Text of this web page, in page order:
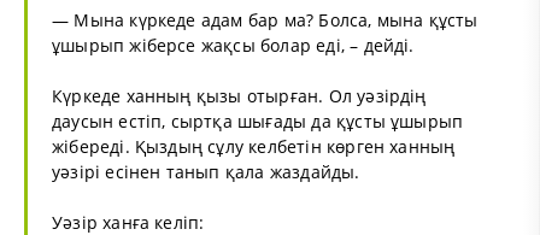
— Мына күркеде адам бар ма? Болса, мына құсты
ұшырып жіберсе жақсы болар еді, – дейді.
Күркеде ханның қызы отырған. Ол уәзірдің
даусын естіп, сыртқа шығады да құсты ұшырып
жібереді. Қыздың сұлу келбетін көрген ханның
уәзірі есінен танып қала жаздайды.
Уәзір ханға келіп: